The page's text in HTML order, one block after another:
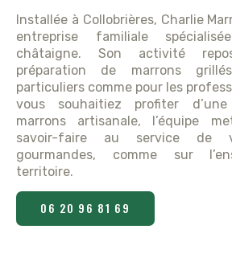
Installée à Collobrières, Charlie
entreprise familiale
châtaigne. Son activité
préparation de marrons
particuliers comme pour les
vous souhaitiez profiter
marrons artisanale, l’équipe
savoir-faire au service de
gourmandes, comme sur
territoire.
06 20 96 81 69